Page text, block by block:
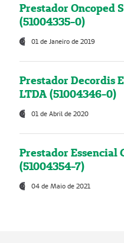
Prestador Oncoped
(51004335-0)
01 de Janeiro de 2019
Prestador Decordis
LTDA (51004346-0)
01 de Abril de 2020
Prestador Essencial
(51004354-7)
04 de Maio de 2021